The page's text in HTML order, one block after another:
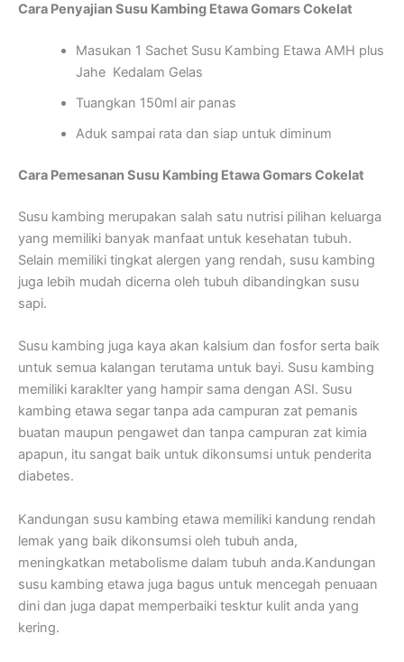
Cara Penyajian Susu Kambing EtawaGomars Cokelat
Masukan 1 Sachet Susu Kambing Etawa AMH plus
Jahe Kedalam Gelas
Tuangkan 150ml air panas
Aduk sampai rata dan siap untuk diminum
Cara Pemesanan Susu Kambing Etawa Gomars Cokelat
Susu kambing merupakan salah satu nutrisi pilihan keluarga
yang memiliki banyak manfaat untuk kesehatan tubuh.
Selain memiliki tingkat alergen yang rendah, susu kambing
juga lebih mudah dicerna oleh tubuh dibandingkan susu
sapi.
Susu kambing juga kaya akan kalsium dan fosfor serta baik
untuk semua kalangan terutama untuk bayi. Susu kambing
memiliki karaklter yang hampir sama dengan ASI. Susu
kambing etawa segar tanpa ada campuran zat pemanis
buatan maupun pengawet dan tanpa campuran zat kimia
apapun, itu sangat baik untuk dikonsumsi untuk penderita
diabetes.
Kandungan susu kambing etawa memiliki kandung rendah
lemak yang baik dikonsumsi oleh tubuh anda,
meningkatkan metabolisme dalam tubuh anda.Kandungan
susu kambing etawa juga bagus untuk mencegah penuaan
dini dan juga dapat memperbaiki tesktur kulit anda yang
kering.